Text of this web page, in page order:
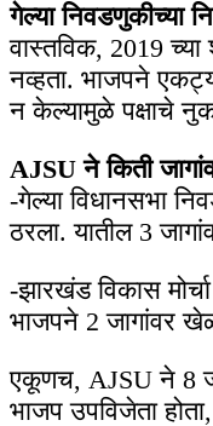
गेल्या निवडणुकीच्या
वास्तविक, 2019
नव्हता. भाजपने
न केल्यामुळे पक्षाचे
AJSU ने किती
-गेल्या विधानसभा
ठरला. यातील 3
-झारखंड विकास
भाजपने 2 जागांवर
एकूणच, AJSU ने 8
भाजप उपविजेता